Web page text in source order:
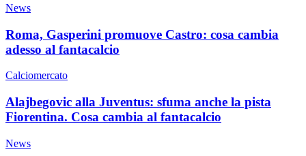
News
Roma, Gasperini promuove Castro: cosa cambia
adesso al fantacalcio
Calciomercato
Alajbegovic alla Juventus: sfuma anche la pista
Fiorentina. Cosa cambia al fantacalcio
News